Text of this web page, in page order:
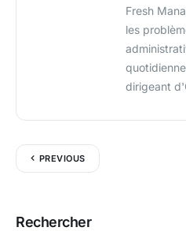
Fresh
les
dirigeant
PREVIOUS
Rechercher